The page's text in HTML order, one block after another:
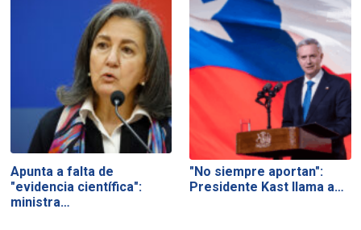
Apunta a falta de
"evidencia científica":
ministra…
"No siempre aportan":
Presidente Kast llama a…